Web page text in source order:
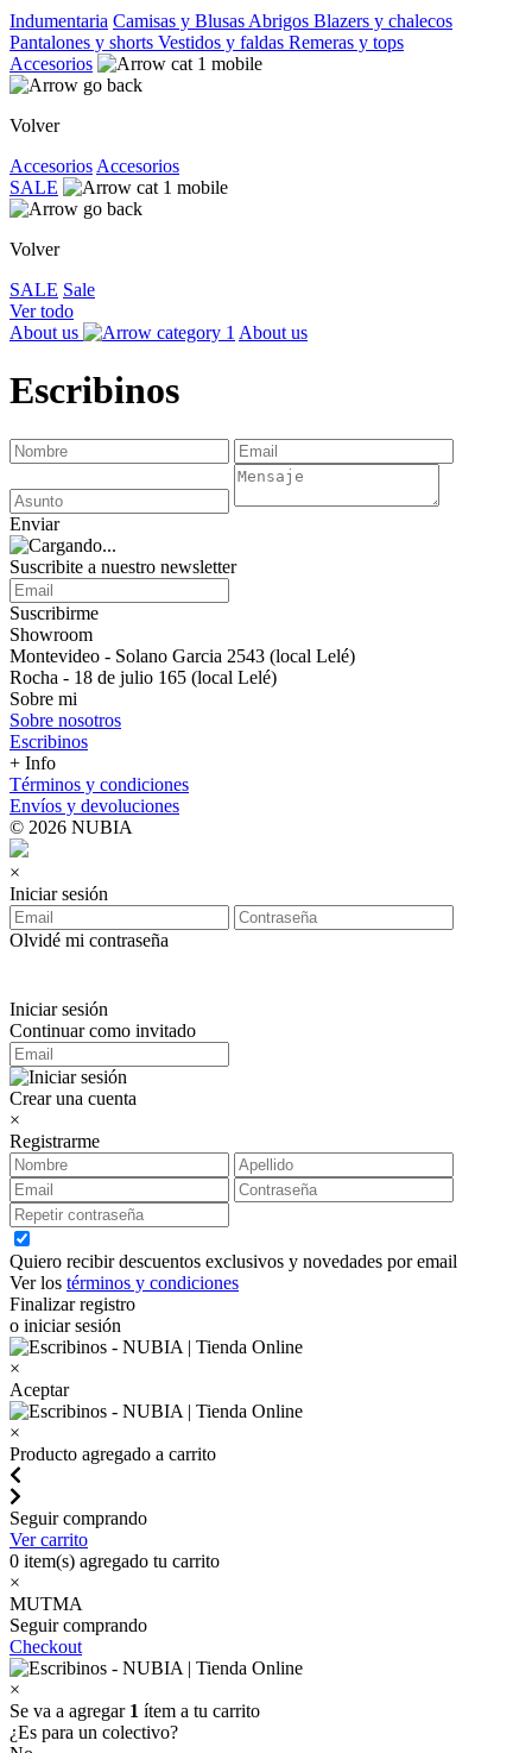
Indumentaria Camisas y Blusas Abrigos Blazers y chalecos
Pantalones y shorts Vestidos y faldas Remeras y tops
Accesorios
Volver
Accesorios Accesorios
SALE
Volver
SALE Sale
Ver todo
About us
About us
Escribinos
Enviar
Suscribite a nuestro newsletter
Suscribirme
Showroom
Montevideo - Solano Garcia 2543 (local Lelé)
Rocha - 18 de julio 165 (local Lelé)
Sobre mi
Sobre nosotros
Escribinos
+ Info
Términos y condiciones
Envíos y devoluciones
© 2026 NUBIA
×
Iniciar sesión
Olvidé mi contraseña
Iniciar sesión
Continuar como invitado
Crear una cuenta
×
Registrarme
Quiero recibir descuentos exclusivos y novedades por email
Ver los términos y condiciones
Finalizar registro
o iniciar sesión
×
Aceptar
×
Producto agregado a carrito
Seguir comprando
Ver carrito
0 item(s) agregado tu carrito
×
MUTMA
Seguir comprando
Checkout
×
Se va a agregar 1 ítem a tu carrito
¿Es para un colectivo?